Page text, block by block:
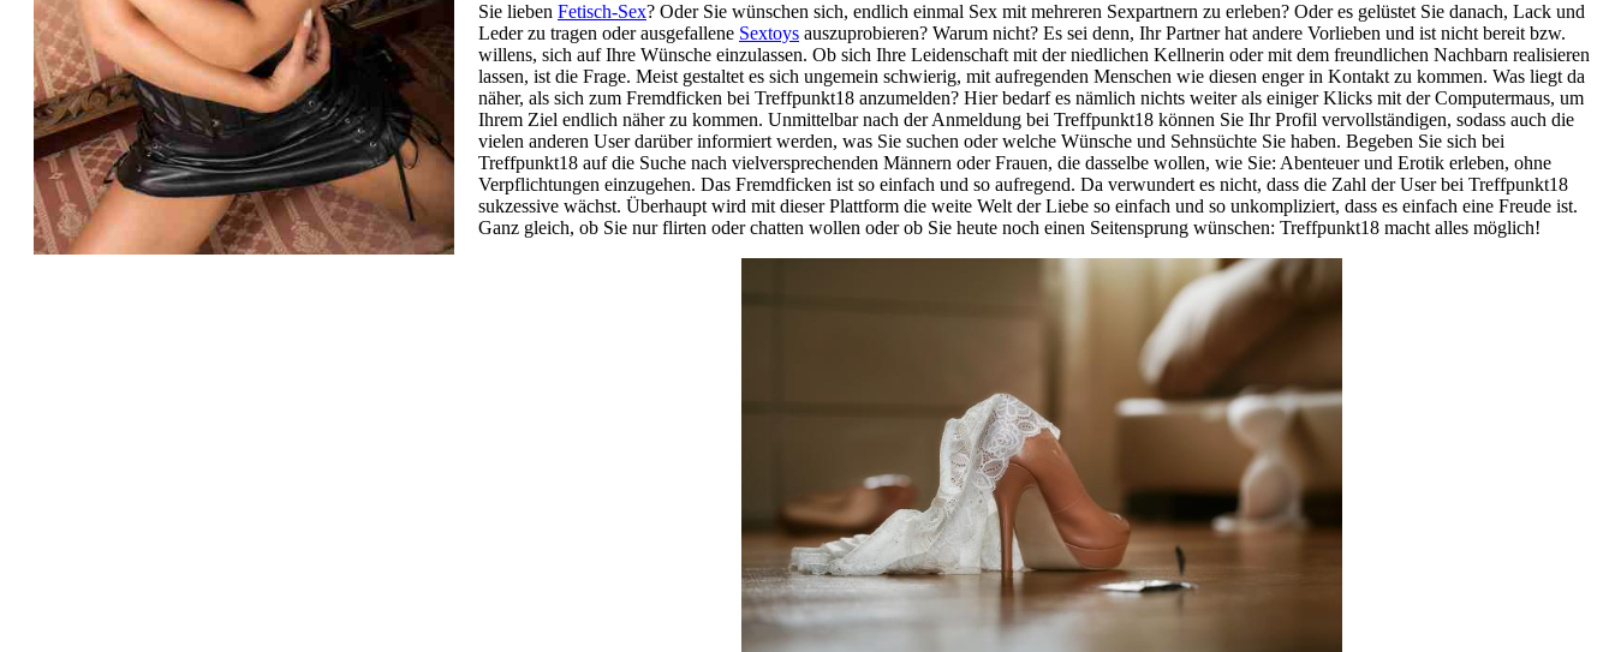
Sie lieben Fetisch-Sex? Oder Sie wünschen sich, endlich einmal Sex mit mehreren Sexpartnern zu erleben? Oder es gelüstet Sie danach, Lack und
Leder zu tragen oder ausgefallene Sextoys auszuprobieren? Warum nicht? Es sei denn, Ihr Partner hat andere Vorlieben und ist nicht bereit bzw.
willens, sich auf Ihre Wünsche einzulassen. Ob sich Ihre Leidenschaft mit der niedlichen Kellnerin oder mit dem freundlichen Nachbarn realisieren
lassen, ist die Frage. Meist gestaltet es sich ungemein schwierig, mit aufregenden Menschen wie diesen enger in Kontakt zu kommen. Was liegt da
näher, als sich zum Fremdficken bei Treffpunkt18 anzumelden? Hier bedarf es nämlich nichts weiter als einiger Klicks mit der Computermaus, um
Ihrem Ziel endlich näher zu kommen. Unmittelbar nach der Anmeldung bei Treffpunkt18 können Sie Ihr Profil vervollständigen, sodass auch die
vielen anderen User darüber informiert werden, was Sie suchen oder welche Wünsche und Sehnsüchte Sie haben. Begeben Sie sich bei
Treffpunkt18 auf die Suche nach vielversprechenden Männern oder Frauen, die dasselbe wollen, wie Sie: Abenteuer und Erotik erleben, ohne
Verpflichtungen einzugehen. Das Fremdficken ist so einfach und so aufregend. Da verwundert es nicht, dass die Zahl der User bei Treffpunkt18
sukzessive wächst. Überhaupt wird mit dieser Plattform die weite Welt der Liebe so einfach und so unkompliziert, dass es einfach eine Freude ist.
Ganz gleich, ob Sie nur flirten oder chatten wollen oder ob Sie heute noch einen Seitensprung wünschen: Treffpunkt18 macht alles möglich!